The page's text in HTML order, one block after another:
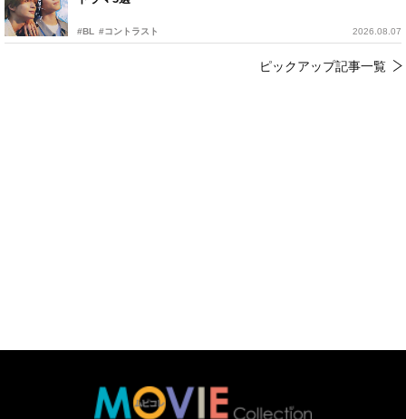
#BL #コントラスト 2026.08.07
ピックアップ記事一覧